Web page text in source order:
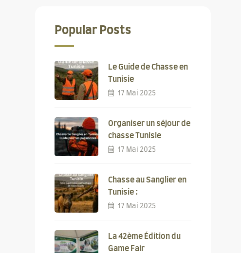
Popular Posts
Le Guide de Chasse en
Tunisie
17 Mai 2025
Organiser un séjour de
chasse Tunisie
17 Mai 2025
Chasse au Sanglier en
Tunisie :
17 Mai 2025
La 42ème Édition du
Game Fair